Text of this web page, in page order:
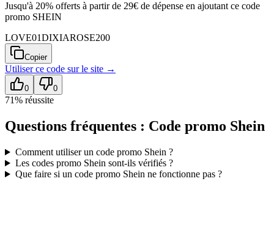
Jusqu'à 20% offerts à partir de 29€ de dépense en ajoutant ce code
promo SHEIN
LOVE01DIXIAROSE200
Copier
Utiliser ce code surle site →
0 0
71% réussite
Questions fréquentes : Code promo Shein
Comment utiliser un code promo Shein ?
Les codes promo Shein sont-ils vérifiés ?
Que faire si un code promo Shein ne fonctionne pas ?